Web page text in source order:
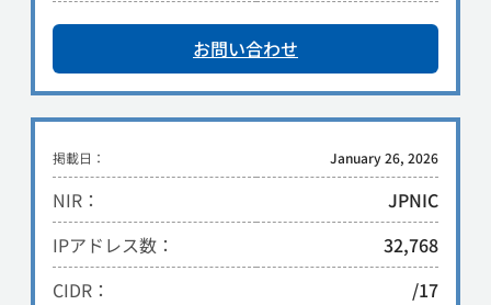
お問い合わせ
掲載日： January 26, 2026
NIR：
JPNIC
IPアドレス数：
32,768
CIDR：
/17